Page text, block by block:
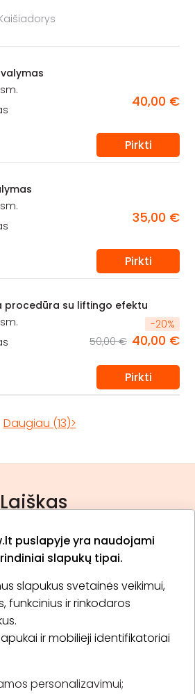
puslapyje yra naudojami
slapukų tipai.
slapukus svetainės veikimui,
funkcinius ir rinkodaros
ir mobilieji identifikatoriai
personalizavimui;
40,00 €
Pirkti
35,00 €
Pirkti
procedūra su liftingo efektu
-20%
50,00 € 40,00 €
Pirkti
Daugiau (13)>
privatumo politika
Prenumeruoti